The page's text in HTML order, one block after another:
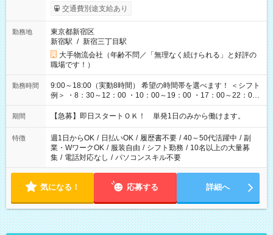
交通費別途支給あり
勤務地
東京都新宿区
新宿駅 / 新宿三丁目駅
大手物流会社（年齢不問／「無理なく続けられる」と好評の
職場です！）
勤務時間
9:00～18:00（実動8時間） 希望の時間帯を選べます！ ＜シフト
例＞ ・8：30～12：00 ・10：00～19：00 ・17：00～22：00
・13：00～22：00 ・22：00～翌6：00 など
期間 【急募】即日スタートＯＫ！ 単発1日のみから働けます。
特徴 週1日からOK / 日払いOK / 履歴書不要 / 40～50代活躍中 / 副
業・WワークOK / 服装自由 / シフト勤務 / 10名以上の大量募
集 / 電話対応なし / パソコンスキル不要
気になる！ 応募する 詳細へ